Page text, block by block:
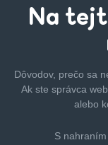
Na
Dôvodov, prečo sa
Ak ste správca
alebo
S